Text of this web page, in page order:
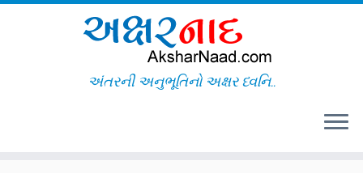
અંતરની અનુભૂતિનો અક્ષર ધ્વનિ..